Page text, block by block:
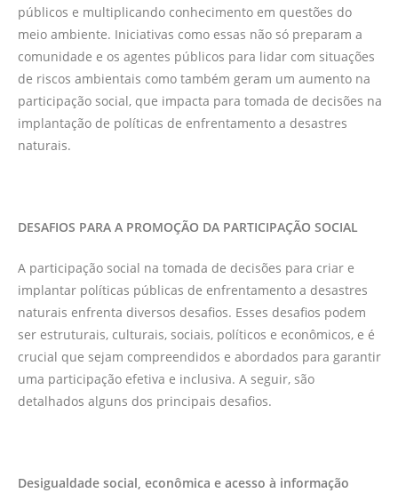
públicos e multiplicando conhecimento em questões do
meio ambiente. Iniciativas como essas não só preparam a
comunidade e os agentes públicos para lidar com situações
de riscos ambientais como também geram um aumento na
participação social, que impacta para tomada de decisões na
implantação de políticas de enfrentamento a desastres
naturais.
DESAFIOS PARA A PROMOÇÃO DA PARTICIPAÇÃO SOCIAL
A participação social na tomada de decisões para criar e
implantar políticas públicas de enfrentamento a desastres
naturais enfrenta diversos desafios. Esses desafios podem
ser estruturais, culturais, sociais, políticos e econômicos, e é
crucial que sejam compreendidos e abordados para garantir
uma participação efetiva e inclusiva. A seguir, são
detalhados alguns dos principais desafios.
Desigualdade social, econômica e acesso à informação